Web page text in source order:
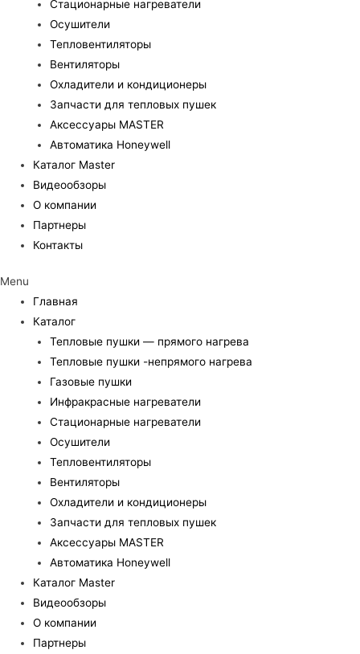
Стационарные нагреватели
Осушители
Тепловентиляторы
Вентиляторы
Охладители и кондиционеры
Запчасти для тепловых пушек
Аксессуары MASTER
Автоматика Honeywell
Каталог Master
Видеообзоры
О компании
Партнеры
Контакты
Menu
Главная
Каталог
Тепловые пушки — прямого нагрева
Тепловые пушки -непрямого нагрева
Газовые пушки
Инфракрасные нагреватели
Стационарные нагреватели
Осушители
Тепловентиляторы
Вентиляторы
Охладители и кондиционеры
Запчасти для тепловых пушек
Аксессуары MASTER
Автоматика Honeywell
Каталог Master
Видеообзоры
О компании
Партнеры